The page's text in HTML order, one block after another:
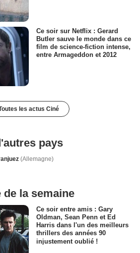
Ce soir sur Netflix : Gerard
Butler sauve le monde dans ce
film de science-fiction intense,
entre Armageddon et 2012
les actus Ciné
pays
(Allemagne)
de la semaine
Ce soir entre amis : Gary
Oldman, Sean Penn et Ed
Harris dans l'un des meilleurs
thrillers des années 90
injustement oublié !